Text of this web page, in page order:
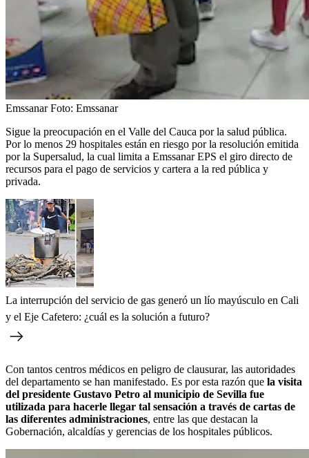
EmssanarFoto: Emssanar
Sigue la preocupación en el Valle del Cauca por la salud pública.
Por lo menos 29 hospitales están en riesgo por la resolución emitida
por la Supersalud, la cual limita a Emssanar EPS el giro directo de
recursos para el pago de servicios y cartera a la red pública y
privada.
La interrupción del servicio de gas generó un lío mayúsculo en Cali
y el Eje Cafetero: ¿cuál es la solución a futuro?
Con tantos centros médicos en peligro de clausurar, las autoridades
del departamento se han manifestado. Es por esta razón que la visita
del presidente Gustavo Petro al municipio de Sevilla fue
utilizada para hacerle llegar tal sensación a través de cartas de
las diferentes administraciones, entre las que destacan la
Gobernación, alcaldías y gerencias de los hospitales públicos.